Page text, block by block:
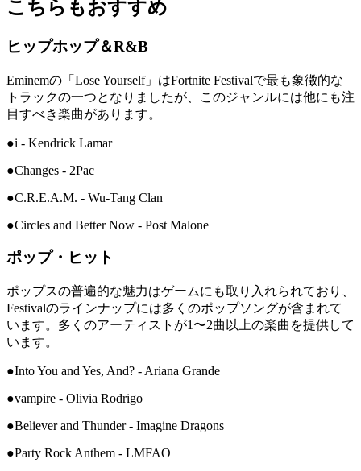
こちらもおすすめ
ヒップホップ＆R&B
Eminemの「Lose Yourself」はFortnite Festivalで最も象徴的な
トラックの一つとなりましたが、このジャンルには他にも注
目すべき楽曲があります。
●i - Kendrick Lamar
●Changes - 2Pac
●C.R.E.A.M. - Wu-Tang Clan
●Circles and Better Now - Post Malone
ポップ・ヒット
ポップスの普遍的な魅力はゲームにも取り入れられており、
Festivalのラインナップには多くのポップソングが含まれて
います。多くのアーティストが1〜2曲以上の楽曲を提供して
います。
●Into You and Yes, And? - Ariana Grande
●vampire - Olivia Rodrigo
●Believer and Thunder - Imagine Dragons
●Party Rock Anthem - LMFAO